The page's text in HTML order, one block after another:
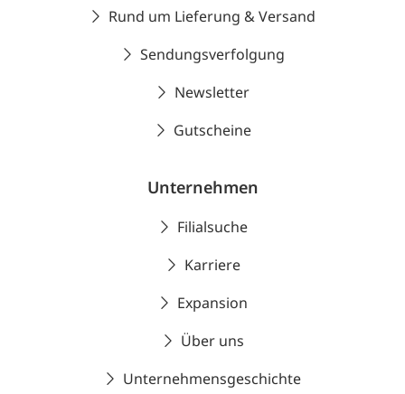
Rund um Lieferung & Versand
Sendungsverfolgung
Newsletter
Gutscheine
Unternehmen
Filialsuche
Karriere
Expansion
Über uns
Unternehmensgeschichte